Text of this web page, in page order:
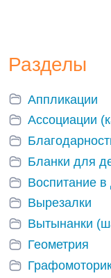
Разделы
Аппликации
Ассоциации
Бланки для
Воспитание
Вырезалки
Вытынанки
Геометрия